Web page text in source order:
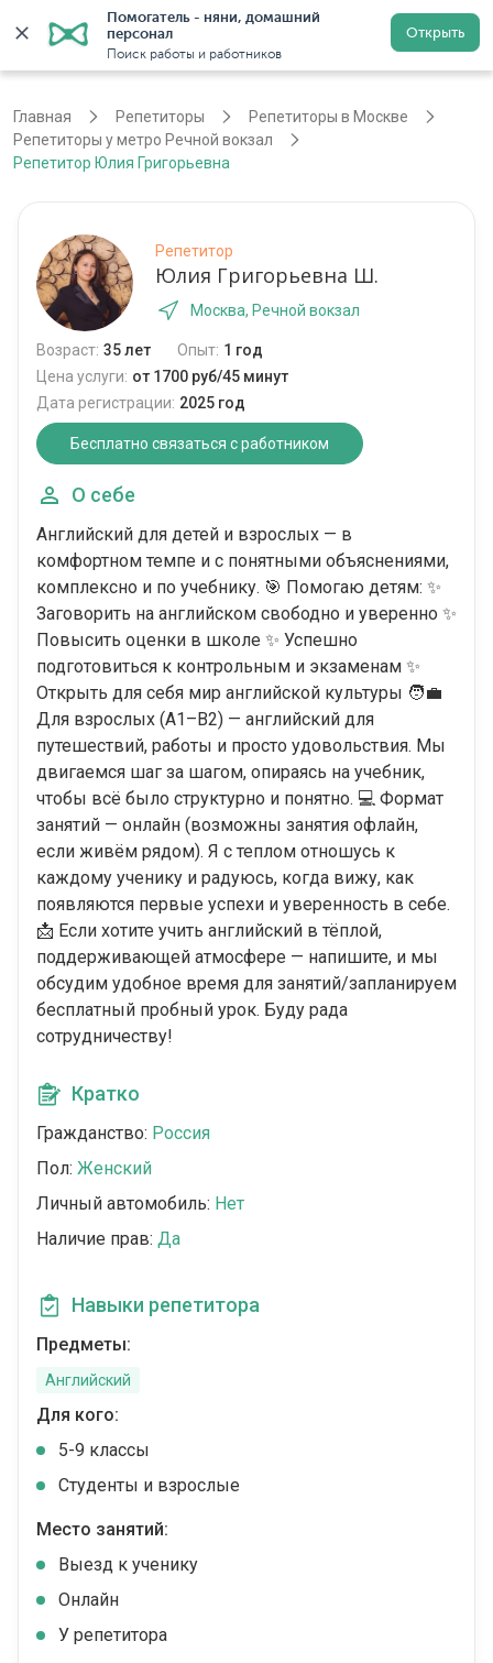
Помогатель - няни, домашний
персонал
Поиск работы и работников
Открыть
Регистрация
Главная Репетиторы
Репетиторы в Москве
Репетиторы у метро Речной вокзал
Репетитор Юлия Григорьевна
Репетитор
Юлия Григорьевна Ш.
Москва, Речной вокзал
Возраст: 35 лет Опыт: 1 год
Цена услуги: от 1700 руб/45 минут
Дата регистрации: 2025 год
Бесплатно связаться с работником
О себе
Английский для детей и взрослых — в
комфортном темпе и с понятными объяснениями,
комплексно и по учебнику. 🎯 Помогаю детям: ✨
Заговорить на английском свободно и уверенно ✨
Повысить оценки в школе ✨ Успешно
подготовиться к контрольным и экзаменам ✨
Открыть для себя мир английской культуры 🧑‍💼
Для взрослых (A1–B2) — английский для
путешествий, работы и просто удовольствия. Мы
двигаемся шаг за шагом, опираясь на учебник,
чтобы всё было структурно и понятно. 💻 Формат
занятий — онлайн (возможны занятия офлайн,
если живём рядом). Я с теплом отношусь к
каждому ученику и радуюсь, когда вижу, как
появляются первые успехи и уверенность в себе.
📩 Если хотите учить английский в тёплой,
поддерживающей атмосфере — напишите, и мы
обсудим удобное время для занятий/запланируем
бесплатный пробный урок. Буду рада
сотрудничеству!
Кратко
Гражданство: Россия
Пол: Женский
Личный автомобиль: Нет
Наличие прав: Да
Навыки репетитора
Предметы:
Английский
Для кого:
5-9 классы
Студенты и взрослые
Место занятий:
Выезд к ученику
Онлайн
У репетитора